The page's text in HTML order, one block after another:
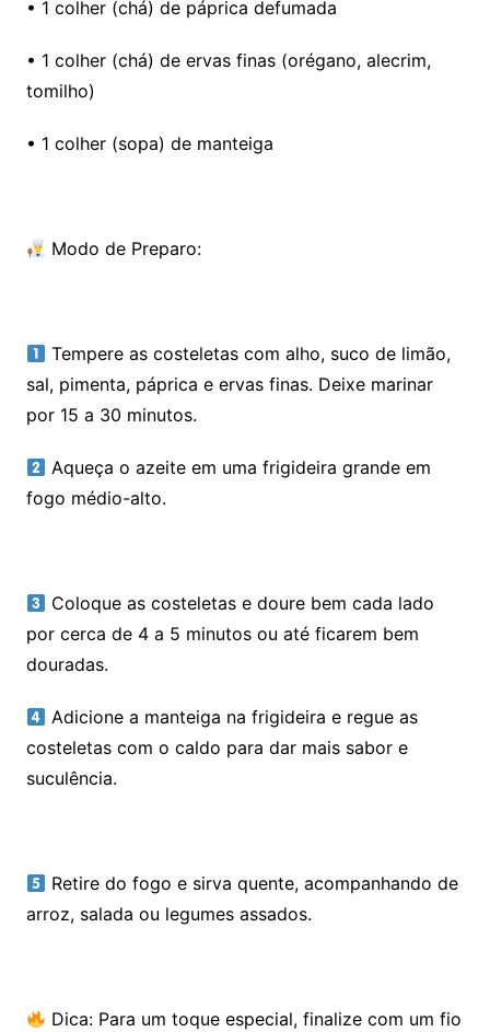
• 1 colher (chá) de páprica defumada
• 1 colher (chá) de ervas finas (orégano, alecrim,
tomilho)
• 1 colher (sopa) de manteiga
Modo de Preparo:
Tempere as costeletas com alho, suco de limão,
sal, pimenta, páprica e ervas finas. Deixe marinar
por 15 a 30 minutos.
Aqueça o azeite em uma frigideira grande em
fogo médio-alto.
Coloque as costeletas e doure bem cada lado
por cerca de 4 a 5 minutos ou até ficarem bem
douradas.
Adicione a manteiga na frigideira e regue as
costeletas com o caldo para dar mais sabor e
suculência.
Retire do fogo e sirva quente, acompanhando de
arroz, salada ou legumes assados.
Dica: Para um toque especial, finalize com um fio